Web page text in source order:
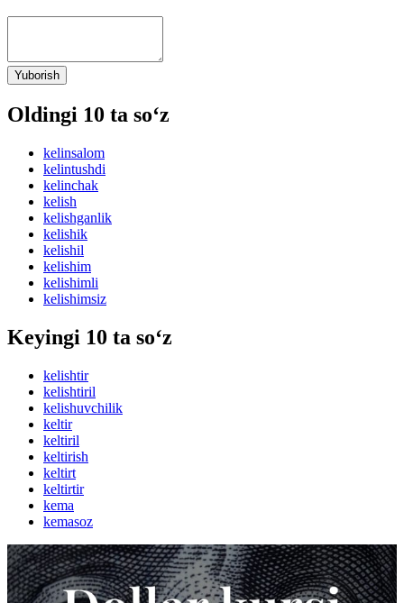
Yuborish
Oldingi 10 ta so‘z
kelinsalom
kelintushdi
kelinchak
kelish
kelishganlik
kelishik
kelishil
kelishim
kelishimli
kelishimsiz
Keyingi 10 ta so‘z
kelishtir
kelishtiril
kelishuvchilik
keltir
keltiril
keltirish
keltirt
keltirtir
kema
kemasoz